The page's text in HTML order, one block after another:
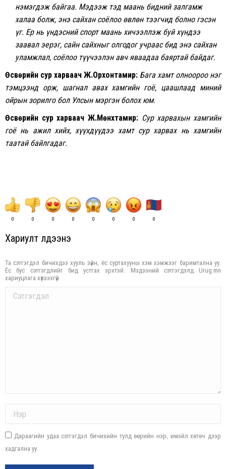
нэмэгдэж байгаа. Мэдээж тэд маань бидний залгамж
халаа болж, энэ сайхан соёлоо өвлөн тээгчид болно гэсэн
үг. Ер нь үндэсний спорт маань хичээллэж буй хүндээ
заавал эерэг, сайн сайхныг олгодог учраас бид энэ сайхан
уламжлал, соёлоо түүчээлэн авч яваадаа баяртай байдаг.
Өсвөрийн сур харваач Ж.Орхонтамир: Бага хамт олноороо нэг
тэмцээнд орж, шагнал авах хамгийн гоё, цаашлаад миний
ойрын зорилго бол Улсын мэргэн болох юм.
Өсвөрийн сур харваач Ж.Мөнхтамир: Сур харвахын хамгийн
гоё нь ажил хийх, хүүхдүүдээ хамт сур харвах нь хамгийн
таатай байлгадаг.
0 0 0 0 0 0 0 0
Хариулт үлдээнэ үү
Та сэтгэгдэл бичихдээ хууль зүйн, ёс суртахууны хэм хэмжээг баримтална уу.
Ёс бус сэтгэгдлийг бид устгах эрхтэй. Мэдээний сэтгэгдэлд Urug.mn
хариуцлага хүлээхгүй.
Comment
Дараагийн удаа сэтгэгдэл бичихийн тулд өөрийн нэр, имэйл хөтөч дээр
хадгална уу.